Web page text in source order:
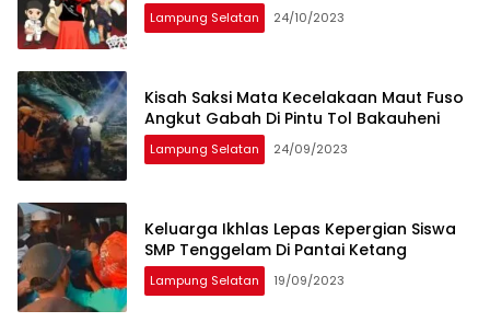
Lampung Selatan 24/10/2023
Kisah Saksi Mata Kecelakaan Maut Fuso
Angkut Gabah Di Pintu Tol Bakauheni
Lampung Selatan 24/09/2023
Keluarga Ikhlas Lepas Kepergian Siswa
SMP Tenggelam Di Pantai Ketang
Lampung Selatan 19/09/2023